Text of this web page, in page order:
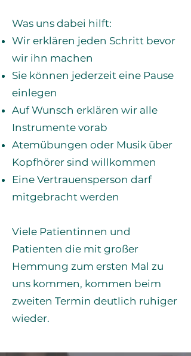
Was uns dabei hilft:
Wir erklären jeden Schritt bevor
wir ihn machen
Sie können jederzeit eine Pause
einlegen
Auf Wunsch erklären wir alle
Instrumente vorab
Atemübungen oder Musik über
Kopfhörer sind willkommen
Eine Vertrauensperson darf
mitgebracht werden
Viele Patientinnen und
Patienten die mit großer
Hemmung zum ersten Mal zu
uns kommen, kommen beim
zweiten Termin deutlich ruhiger
wieder.